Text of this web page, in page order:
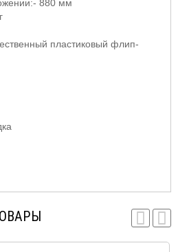
880 мм
пластиковый флип-